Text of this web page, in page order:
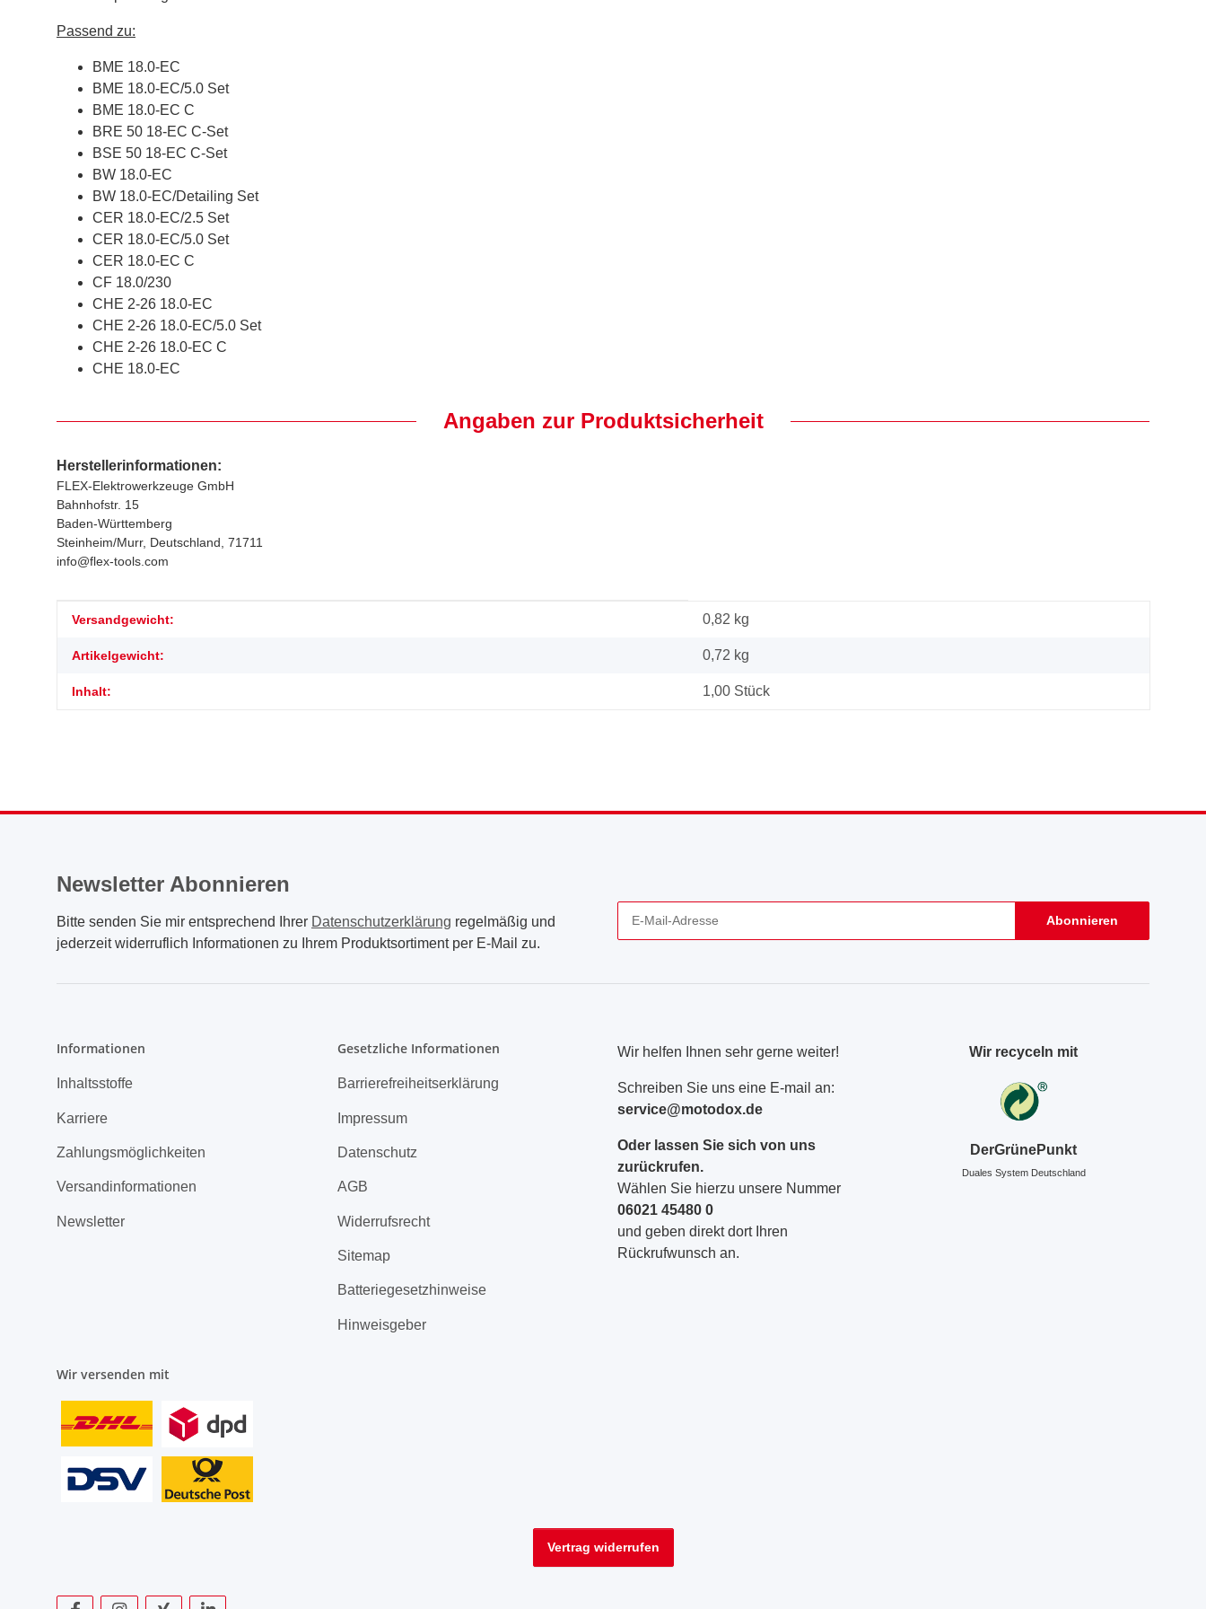
Passend zu:
BME 18.0-EC
BME 18.0-EC/5.0 Set
BME 18.0-EC C
BRE 50 18-EC C-Set
BSE 50 18-EC C-Set
BW 18.0-EC
BW 18.0-EC/Detailing Set
CER 18.0-EC/2.5 Set
CER 18.0-EC/5.0 Set
CER 18.0-EC C
CF 18.0/230
CHE 2-26 18.0-EC
CHE 2-26 18.0-EC/5.0 Set
CHE 2-26 18.0-EC C
CHE 18.0-EC
Angaben zur Produktsicherheit
Herstellerinformationen:
FLEX-Elektrowerkzeuge GmbH
Bahnhofstr. 15
Baden-Württemberg
Steinheim/Murr, Deutschland, 71711
info@flex-tools.com
Produkteigenschaft
Wert
Versandgewicht: 0,82 kg
Artikelgewicht: 0,72 kg
Inhalt: 1,00 Stück
Newsletter Abonnieren
Bitte senden Sie mir entsprechend Ihrer Datenschutzerklärung regelmäßig und
jederzeit widerruflich Informationen zu Ihrem Produktsortiment per E-Mail zu.
Abonnieren
Informationen
Inhaltsstoffe
Karriere
Zahlungsmöglichkeiten
Versandinformationen
Newsletter
Gesetzliche Informationen
Barrierefreiheitserklärung
Impressum
Datenschutz
AGB
Widerrufsrecht
Sitemap
Batteriegesetzhinweise
Hinweisgeber
Wir helfen Ihnen sehr gerne weiter!
Schreiben Sie uns eine E-mail an:
service@motodox.de
Oder lassen Sie sich von uns
zurückrufen.
Wählen Sie hierzu unsere Nummer
06021 45480 0
und geben direkt dort Ihren
Rückrufwunsch an.
Wir recyceln mit
DerGrünePunkt
Duales System Deutschland
Wir versenden mit
Vertrag widerrufen